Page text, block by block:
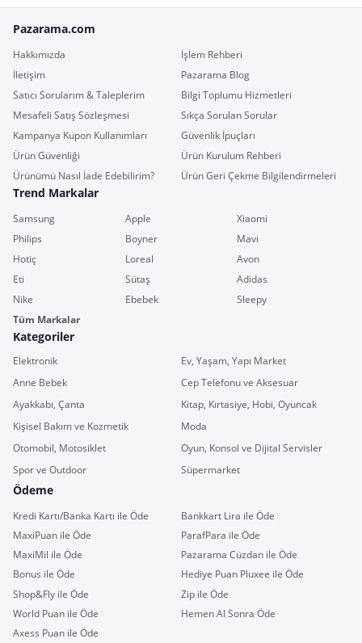
Pazarama.com
Hakkımızda
İşlem Rehberi
İletişim
Pazarama Blog
Satıcı Sorularım & Taleplerim
Bilgi Toplumu Hizmetleri
Mesafeli Satış Sözleşmesi
Sıkça Sorulan Sorular
Kampanya Kupon Kullanımları
Güvenlik İpuçları
Ürün Güvenliği
Ürün Kurulum Rehberi
Ürünümü Nasıl İade Edebilirim?
Ürün Geri Çekme Bilgilendirmeleri
Trend Markalar
Samsung Apple
Xiaomi
Philips
Boyner
Mavi
Hotiç
Loreal
Avon
Eti
Sütaş
Adidas
Nike
Ebebek
Sleepy
Tüm Markalar
Kategoriler
Elektronik
Ev, Yaşam, Yapı Market
Anne Bebek
Cep Telefonu ve Aksesuar
Ayakkabı, Çanta
Kitap, Kırtasiye, Hobi, Oyuncak
Kişisel Bakım ve Kozmetik
Moda
Otomobil, Motosiklet
Oyun, Konsol ve Dijital Servisler
Spor ve Outdoor
Süpermarket
Ödeme
Kredi Kartı/Banka Kartı ile Öde
Bankkart Lira ile Öde
MaxiPuan ile Öde
ParafPara ile Öde
MaxiMil ile Öde
Pazarama Cüzdan ile Öde
Bonus ile Öde
Hediye Puan Pluxee ile Öde
Shop&Fly ile Öde
Zip ile Öde
World Puan ile Öde
Hemen Al Sonra Öde
Axess Puan ile Öde